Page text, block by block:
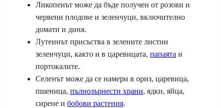
Ликопенът може да бъде получен от розови и
червени плодове и зеленчуци, включително
домати и диня.
Лутеинът присъства в зелените листни
зеленчуци, както и в царевицата, папаята и
портокалите.
Селенът може да се намери в ориз, царевица,
пшеница, пълнозърнести храни, ядки, яйца,
сирене и бобови растения.